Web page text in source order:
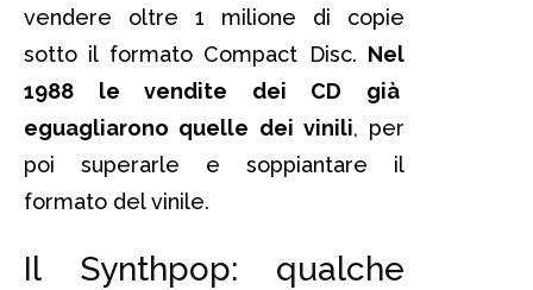
vendere oltre 1 milione di copie
sotto il formato Compact Disc. Nel
1988 le vendite dei CD già
eguagliarono quelle dei vinili, per
poi superarle e soppiantare il
formato del vinile.
Il Synthpop: qualche